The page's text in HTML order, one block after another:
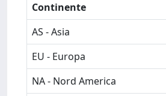
Continente
AS - Asia
EU - Europa
NA - Nord America